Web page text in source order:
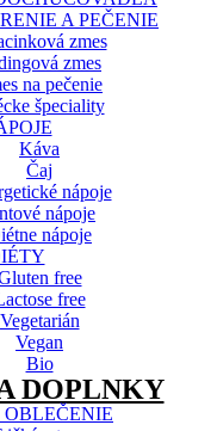
A PEČENIE
zmes
zmes
na pečenie
špeciality
Káva
Čaj
nápoje
nápoje
nápoje
free
free
Vegetarián
Vegan
Bio
DOPLNKY